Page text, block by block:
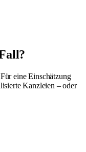
eine Einschätzung
Kanzleien – oder